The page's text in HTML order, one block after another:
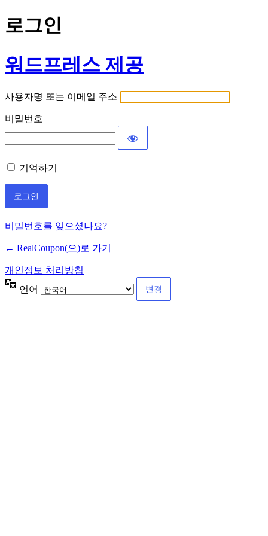
로그인
워드프레스 제공
사용자명 또는 이메일 주소
비밀번호
기억하기
비밀번호를 잊으셨나요?
← RealCoupon(으)로 가기
개인정보 처리방침
언어